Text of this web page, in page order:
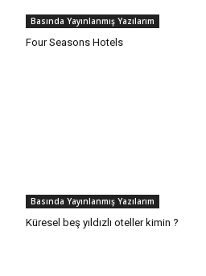
Basında Yayınlanmış Yazılarım
Four Seasons Hotels
Basında Yayınlanmış Yazılarım
Küresel beş yıldızlı oteller kimin ?